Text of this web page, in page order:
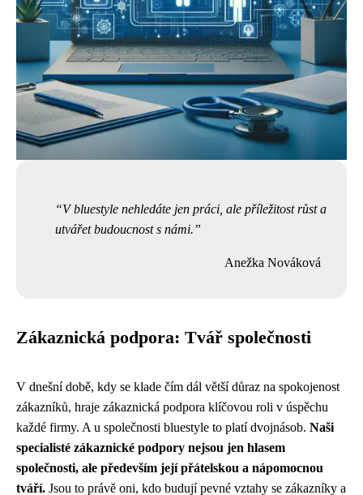
V bluestyle nehledáte jen práci, ale příležitost růst a
utvářet budoucnost s námi.
Anežka Nováková
Zákaznická podpora: Tvář společnosti
V dnešní době, kdy se klade čím dál větší důraz na spokojenost
zákazníků, hraje zákaznická podpora klíčovou roli v úspěchu
každé firmy. A u společnosti bluestyle to platí dvojnásob. Naši
specialisté zákaznické podpory nejsou jen hlasem
společnosti, ale především její přátelskou a nápomocnou
tváří. Jsou to právě oni, kdo budují pevné vztahy se zákazníky a